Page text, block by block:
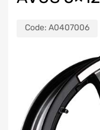
Code: A0407006